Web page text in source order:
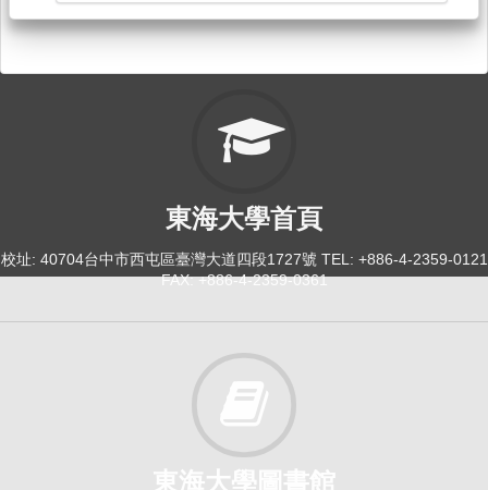
個別指導[5085]
選修
東海大學首頁
校址: 40704台中市西屯區臺灣大道四段1727號 TEL: +886-4-2359-0121
FAX: +886-4-2359-0361
東海大學圖書館